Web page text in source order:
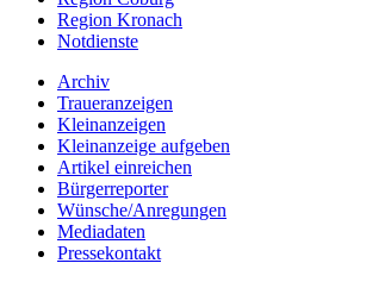
Region Kronach
Notdienste
Archiv
Traueranzeigen
Kleinanzeigen
Kleinanzeige aufgeben
Artikel einreichen
Bürgerreporter
Wünsche/Anregungen
Mediadaten
Pressekontakt